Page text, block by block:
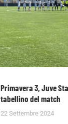
Primavera 3, Juve
tabellino del match
22 Settembre 2024